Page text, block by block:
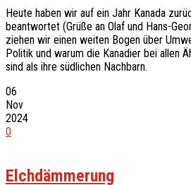
Heute haben wir auf ein Jahr Kanada
beantwortet (Grüße an Olaf und Hans-
ziehen wir einen weiten Bogen über
Politik und warum die Kanadier bei allen
sind als ihre südlichen Nachbarn.
06
Nov
2024
0
Elchdämmerung